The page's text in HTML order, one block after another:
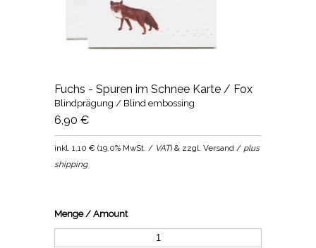
Fuchs - Spuren im Schnee Karte / Fox
Blindprägung / Blind embossing
6,90 €
inkl.1,10 € (19.0% MwSt. / VAT) & zzgl. Versand / plus
shipping
Menge / Amount